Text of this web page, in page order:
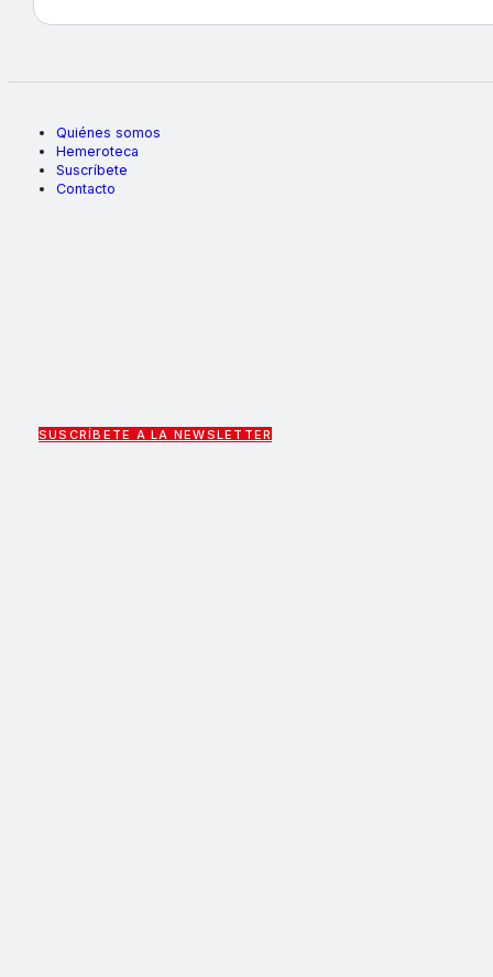
Quiénes somos
Hemeroteca
Suscríbete
Contacto
SUSCRÍBETE A LA NEWSLETTER